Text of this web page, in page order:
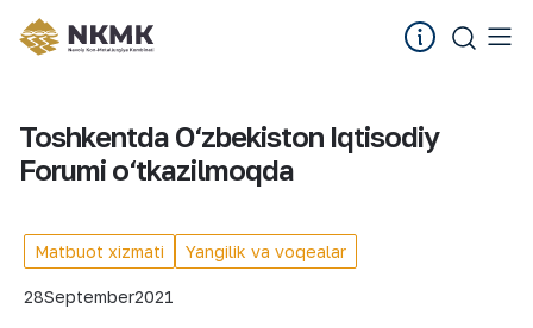
Toshkentda O‘zbekiston Iqtisodiy
Forumi o‘tkazilmoqda
Matbuot xizmati Yangilik va voqealar
28September2021